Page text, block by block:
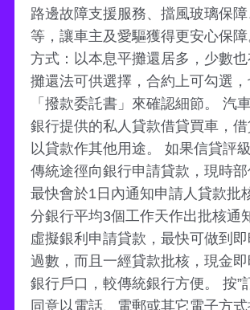
路邊故障支援服務、擋風玻璃保
等，讓車主及愛驅獲得更安心保
方式：以本息平攤還居多，少數
攤還法可供選擇，合約上可勾選
「撥款委託書」來確認細節。 汽
銀行提供的私人貸款借貸買車，
以貸款作其他用途。 如果信貸評
傳統途徑向銀行申請貸款，現時
最快會於1日內通知申請人貸款批
分銀行平均3個工作天作出批核通
虛擬銀利申請貸款，最快可做到
過數，而且一經貸款批核，現金
銀行戶口，較傳統銀行方便。 按”
同意以電話、電郵或其它電子方